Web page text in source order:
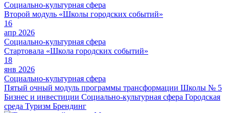
Социально-культурная сфера
Второй модуль «Школы городских событий»
16
апр 2026
Социально-культурная сфера
Стартовала «Школа городских событий»
18
янв 2026
Социально-культурная сфера
Пятый очный модуль программы трансформации Школы № 5
Бизнес и инвестиции Социально-культурная сфера Городская
среда Туризм Брендинг